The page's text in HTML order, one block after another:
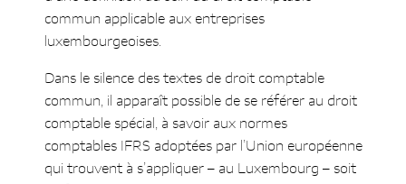
commun applicable aux entreprises
luxembourgeoises.
Dans le silence des textes de droit comptable
commun, il apparaît possible de se référer au droit
comptable spécial, à savoir aux normes
comptables IFRS adoptées par l’Union européenne
qui trouvent à s’appliquer – au Luxembourg – soit